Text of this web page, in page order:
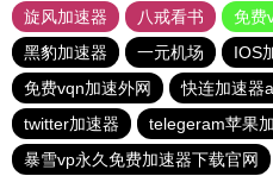
旋风加速器
八戒看书
免费
黑豹加速器
一元机场 IOS
免费vqn加速外网
快连加速器
twitter加速器
telegeram苹果
暴雪vp永久免费加速器下载官网